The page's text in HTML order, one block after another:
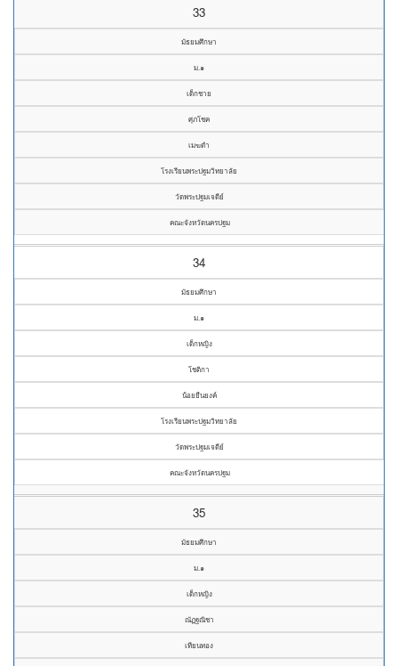
33
มัธยมศึกษา
ม.๑
เด็กชาย
ศุภโชค
เมฆดำ
โรงเรียนพระปฐมวิทยาลัย
วัดพระปฐมเจดีย์
คณะจังหวัดนครปฐม
34
มัธยมศึกษา
ม.๑
เด็กหญิง
โชติกา
น้อยยืนยงค์
โรงเรียนพระปฐมวิทยาลัย
วัดพระปฐมเจดีย์
คณะจังหวัดนครปฐม
35
มัธยมศึกษา
ม.๑
เด็กหญิง
ณัฏฐณิชา
เทียนทอง